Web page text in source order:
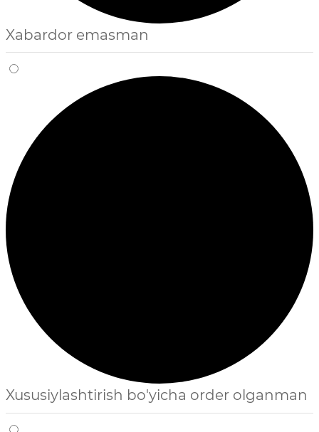
Xabardor emasman
Xususiylashtirish bo'yicha order olganman